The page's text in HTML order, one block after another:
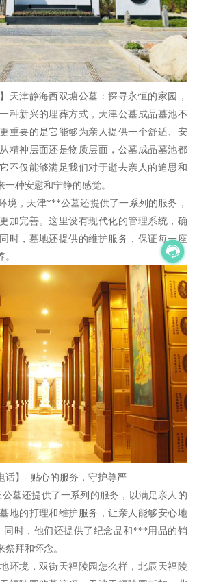
天津静海西双塘公墓：探寻永恒的家园，
种新兴的埋葬方式，天津公墓成品墓池不
重要的是它能够为亲人提供一个舒适、安
精神层面还是物质层面，公墓成品墓池都
不仅能够满足我们对于逝去亲人的追思和
种安慰和宁静的感觉。
境，天津***公墓还提供了一系列的服务，
加完善。这里设有现代化的管理系统，确
时，墓地还提供的维护服务，保证每一座
话】- 贴心的服务，守护尊严
墓还提供了一系列的服务，以满足亲人的
地的打理和维护服务，让亲人能够安心地
时，他们还提供了纪念品和***用品的销
拜和怀念。
环境，双街天福陵园怎么样，北辰天福陵